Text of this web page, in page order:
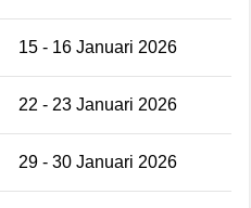
15 - 16 Januari 2026
22 - 23 Januari 2026
29 - 30 Januari 2026